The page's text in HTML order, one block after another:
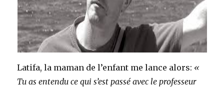
Latifa, la maman de l’enfant me lance alors: «
Tu as entendu ce qui s’est passé avec le professeur